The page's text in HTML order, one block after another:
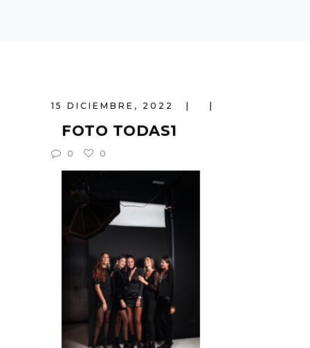
15 DICIEMBRE, 2022
FOTO TODAS1
0 0